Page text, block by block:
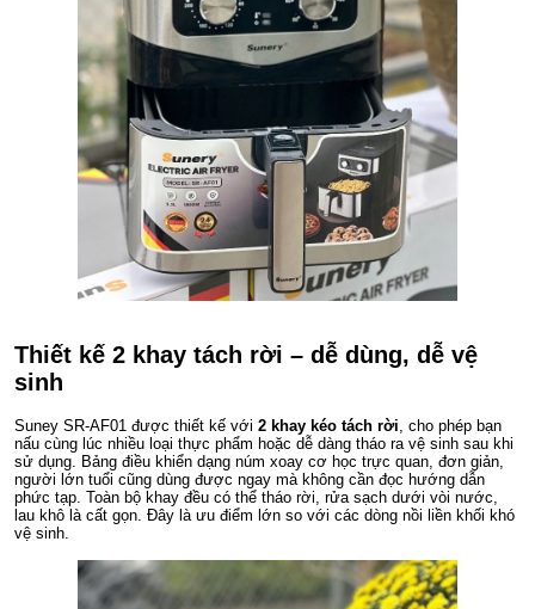
Thiết kế 2 khay tách rời – dễ dùng, dễ vệ
sinh
Suney SR-AF01 được thiết kế với 2 khay kéo tách rời , cho phép bạn
nấu cùng lúc nhiều loại thực phẩm hoặc dễ dàng tháo ra vệ sinh sau khi
sử dụng. Bảng điều khiển dạng núm xoay cơ học trực quan, đơn giản,
người lớn tuổi cũng dùng được ngay mà không cần đọc hướng dẫn
phức tạp. Toàn bộ khay đều có thể tháo rời, rửa sạch dưới vòi nước,
lau khô là cất gọn. Đây là ưu điểm lớn so với các dòng nồi liền khối khó
vệ sinh.